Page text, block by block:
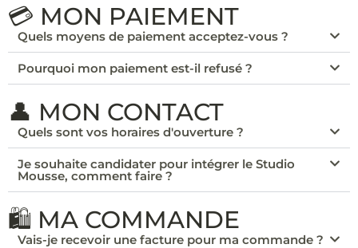
💳 MON PAIEMENT
Quels moyens de paiement acceptez-vous ?
Pourquoi mon paiement est-il refusé ?
👤 MON CONTACT
Quels sont vos horaires d'ouverture ?
Je souhaite candidater pour intégrer le Studio
Mousse, comment faire ?
🛍️ MA COMMANDE
Vais-je recevoir une facture pour ma commande ?